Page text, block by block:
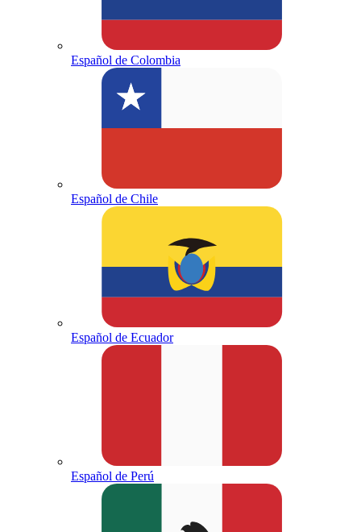
Español de Colombia
Español de Chile
Español de Ecuador
Español de Perú